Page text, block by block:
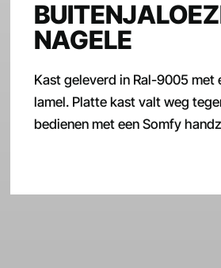
NAGELE
Kast geleverd in Ral-9005 met
lamel. Platte kast valt weg
bedienen met een Somfy